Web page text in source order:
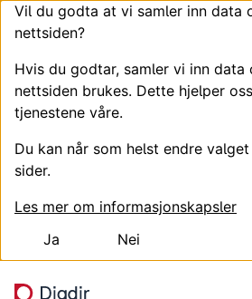
Vil du godta at vi samler inn data
nettsiden?
Hvis du godtar, samler vi inn data
nettsiden brukes. Dette hjelper
tjenestene våre.
Du kan når som helst endre
sider.
Les mer om informasjonskapsler
Ja
Nei